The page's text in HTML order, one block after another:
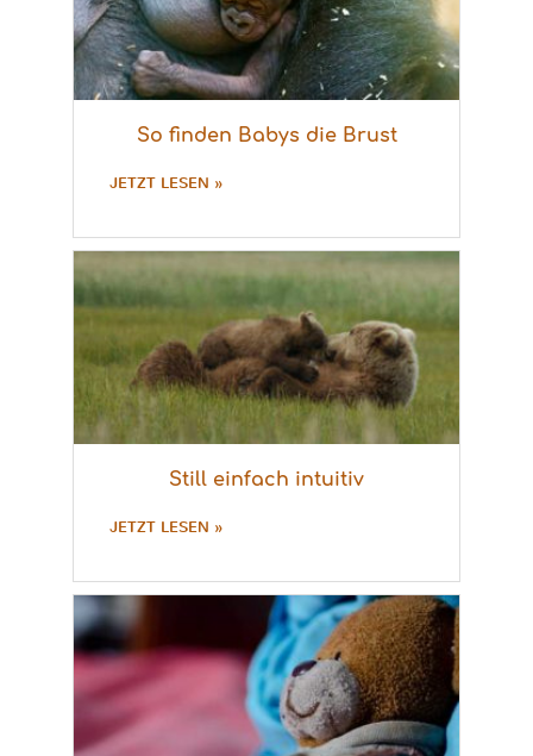
So finden Babys die Brust
JETZT LESEN »
Still einfach intuitiv
JETZT LESEN »